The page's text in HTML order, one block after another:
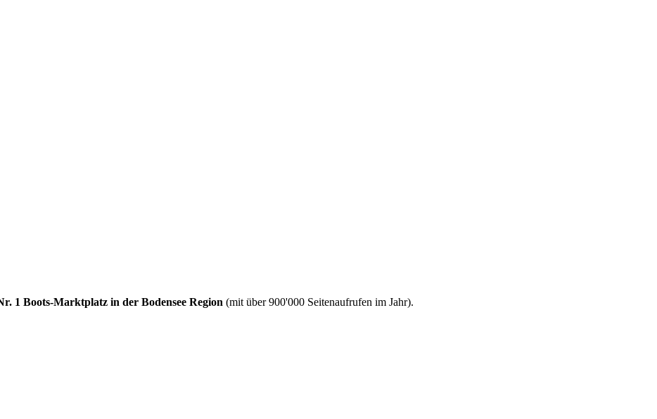
1 Boots-Marktplatz in der Bodensee Region (mit über 900'000 Seitenaufrufen im Jahr).